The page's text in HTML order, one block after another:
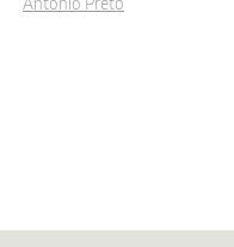
António Preto